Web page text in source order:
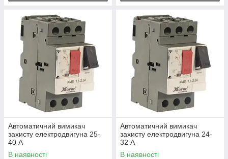
Автоматичний вимикач
захисту електродвигуна 25-
40 А
В наявності
Автоматичний вимикач
захисту електродвигуна 24-
32 А
В наявності